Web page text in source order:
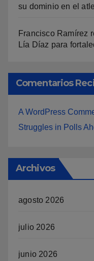
su dominio en el
Francisco Ramírez
Lía Díaz para
Comentarios
A WordPress
Struggles in Polls
Archivos
agosto 2026
julio 2026
junio 2026